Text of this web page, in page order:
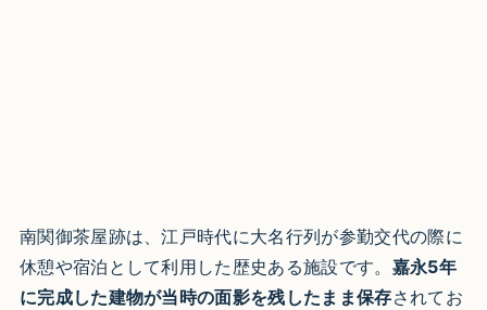
南関御茶屋跡は、江戸時代に大名行列が参勤交代の際に
休憩や宿泊として利用した歴史ある施設です。 嘉永5年
に完成した建物が当時の面影を残したまま保存されてお